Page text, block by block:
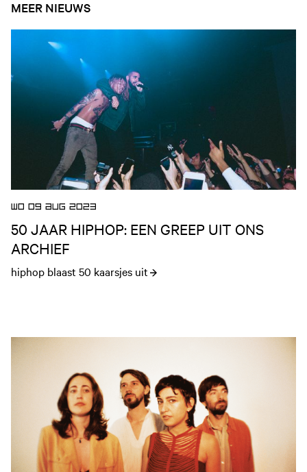
MEER NIEUWS
Open nieuws artikel
WO 09 AUG 2023
50 JAAR HIPHOP: EEN GREEP UIT ONS
ARCHIEF
hiphop blaast 50 kaarsjes uit
Open nieuws artikel